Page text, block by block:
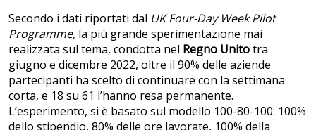
Secondo i dati riportati dal UK Four-Day Week Pilot
Programme, la più grande sperimentazione mai
realizzata sul tema, condotta nel Regno Unitotra
giugno e dicembre 2022, oltre il 90% delle aziende
partecipanti ha scelto di continuare con la settimana
corta, e 18 su 61 l’hanno resa permanente.
L’esperimento, si è basato sul modello 100-80-100: 100%
dello stipendio, 80% delle ore lavorate, 100% della